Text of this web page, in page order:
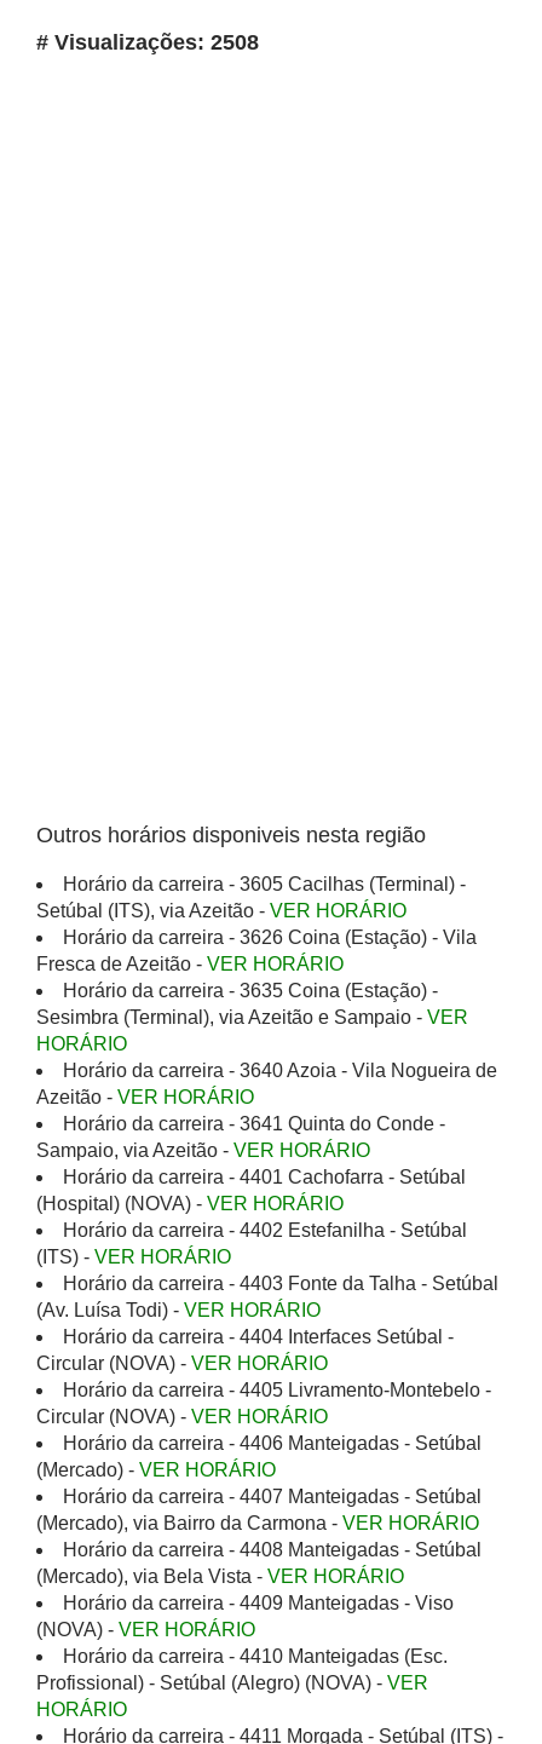
# Visualizações: 2508
Outros horários disponiveis nesta região
Horário da carreira - 3605 Cacilhas (Terminal) -
Setúbal (ITS), via Azeitão - VER HORÁRIO
Horário da carreira - 3626 Coina (Estação) - Vila
Fresca de Azeitão - VER HORÁRIO
Horário da carreira - 3635 Coina (Estação) -
Sesimbra (Terminal), via Azeitão e Sampaio - VER
HORÁRIO
Horário da carreira - 3640 Azoia - Vila Nogueira de
Azeitão - VER HORÁRIO
Horário da carreira - 3641 Quinta do Conde -
Sampaio, via Azeitão - VER HORÁRIO
Horário da carreira - 4401 Cachofarra - Setúbal
(Hospital) (NOVA) - VER HORÁRIO
Horário da carreira - 4402 Estefanilha - Setúbal
(ITS) - VER HORÁRIO
Horário da carreira - 4403 Fonte da Talha - Setúbal
(Av. Luísa Todi) - VER HORÁRIO
Horário da carreira - 4404 Interfaces Setúbal -
Circular (NOVA) - VER HORÁRIO
Horário da carreira - 4405 Livramento-Montebelo -
Circular (NOVA) - VER HORÁRIO
Horário da carreira - 4406 Manteigadas - Setúbal
(Mercado) - VER HORÁRIO
Horário da carreira - 4407 Manteigadas - Setúbal
(Mercado), via Bairro da Carmona - VER HORÁRIO
Horário da carreira - 4408 Manteigadas - Setúbal
(Mercado), via Bela Vista - VER HORÁRIO
Horário da carreira - 4409 Manteigadas - Viso
(NOVA) - VER HORÁRIO
Horário da carreira - 4410 Manteigadas (Esc.
Profissional) - Setúbal (Alegro) (NOVA) - VER
HORÁRIO
Horário da carreira - 4411 Morgada - Setúbal (ITS) -